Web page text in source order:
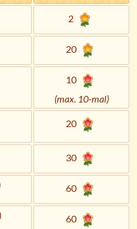
2
20
10
(max. 10-mal)
20
30
60
60